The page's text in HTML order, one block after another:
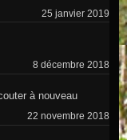
25 janvier 2019
8 décembre 2018
à nouveau
22 novembre 2018